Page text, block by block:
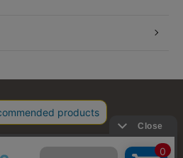
会社概要 プライバシーポリシー